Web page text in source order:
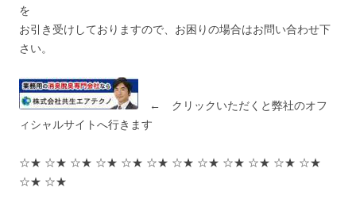
を
お引き受けしておりますので、お困りの場合はお問い合わせ下
さい。
← クリックいただくと弊社のオフ
ィシャルサイトへ行きます
☆★ ☆★ ☆★ ☆★ ☆★ ☆★ ☆★ ☆★ ☆★ ☆★ ☆★ ☆★
☆★ ☆★